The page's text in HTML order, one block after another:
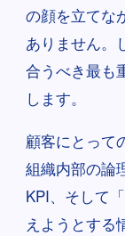
の顔を立てな
ありません。
合うべき最も
します。
顧客にとって
組織内部の論
KPI、そして
えようとする